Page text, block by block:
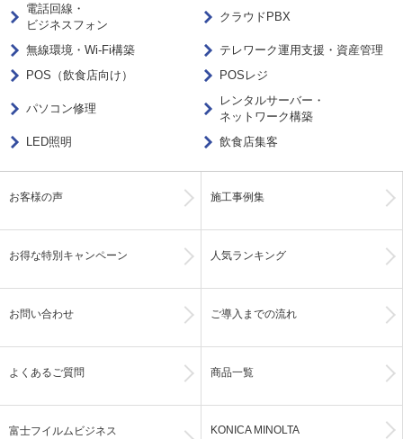
電話回線・
ビジネスフォン
クラウドPBX
無線環境・Wi-Fi構築
テレワーク運用支援・資産管理
POS（飲食店向け）
POSレジ
パソコン修理
レンタルサーバー・
ネットワーク構築
LED照明
飲食店集客
お客様の声 施工事例集
お得な特別キャンペーン 人気ランキング
お問い合わせ ご導入までの流れ
よくあるご質問 商品一覧
富士フイルムビジネス
KONICA MINOLTA